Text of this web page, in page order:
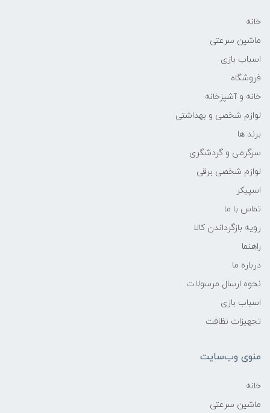
خانه
ماشین سرعتی
اسباب بازی
فروشگاه
خانه و آشپزخانه
لوازم شخصی و بهداشتی
برند ها
سرگرمی و گردشگری
لوازم شخصی برقی
اسپیکر
تماس با ما
رویه بازگرداندن کالا
راهنما
درباره ما
نحوه ارسال مرسولات
اسباب بازی
تجهیزات نظافت
منوی وب‌سایت
خانه
ماشین سرعتی